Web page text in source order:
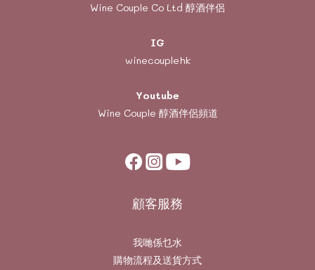
Wine Couple Co Ltd 醇酒伴侶
IG
winecouplehk
Youtube
Wine Couple 醇酒伴侶頻道
顧客服務
我哋係乜水
購物流程及送貨方式